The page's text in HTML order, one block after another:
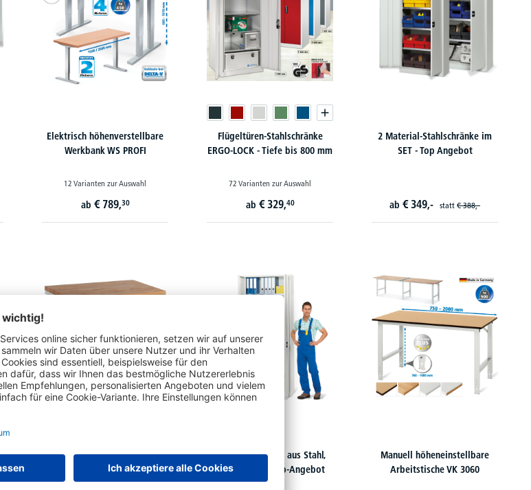
Elektrisch höhenverstellbare
Werkbank WS PROFI
12 Varianten zur Auswahl
ab € 789,30
Flügeltüren-Stahlschränke
ERGO-LOCK - Tiefe bis 800 mm
72 Varianten zur Auswahl
ab € 329,40
2 Material-Stahlschränke im
SET - Top Angebot
ab € 349,- statt € 388,-
Elektrisch höhenverstellbare
Werkbank Serie E 3 und E 6
Werkstattschrank aus Stahl,
EXTRA HOCH-Top-Angebot
Manuell höheneinstellbare
Arbeitstische VK 3060